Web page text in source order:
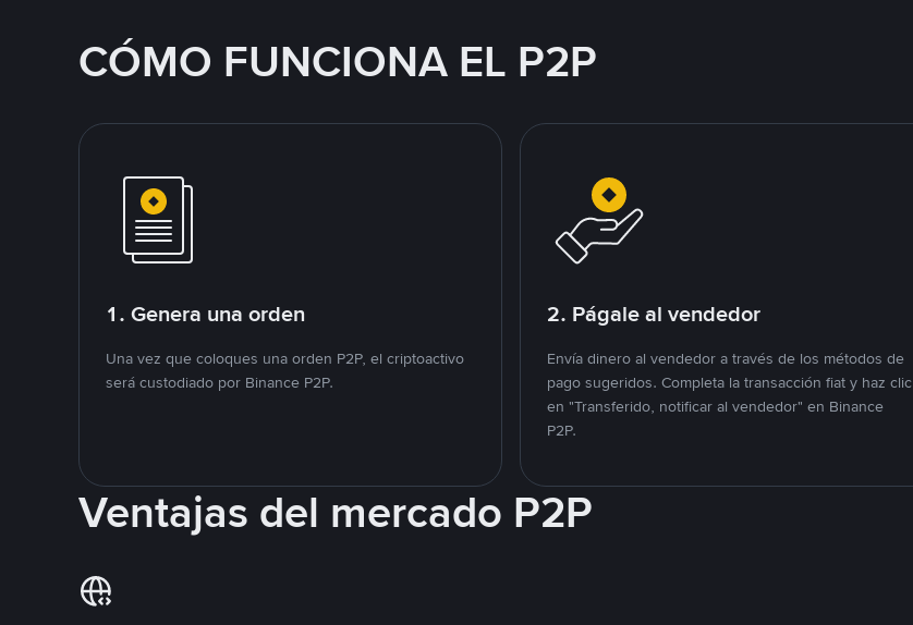
CÓMO FUNCIONA EL P2P
1. Genera una orden
Una vez que coloques una orden P2P, el criptoactivo
será custodiado por Binance P2P.
2. Págale al vendedor
Envía dinero al vendedor a través de los métodos de
pago sugeridos. Completa la transacción fiat y haz clic
en "Transferido, notificar al vendedor" en Binance
P2P.
Ventajas del mercado P2P